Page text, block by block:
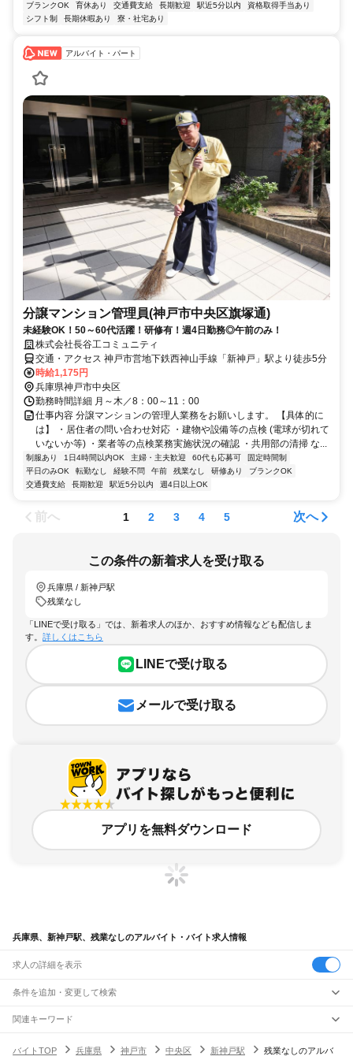
ブランクOK
育休あり 交通費支給 長期歓迎 駅近5分以内
資格取得手当あり
シフト制
長期休暇あり 寮・社宅あり
アルバイト・パート
分譲マンション管理員(神戸市中央区旗塚通)
未経験OK！50～60代活躍！研修有！週4日勤務◎午前のみ！
株式会社長谷工コミュニティ
交通・アクセス 神戸市営地下鉄西神山手線「新神戸」駅より徒歩5分
時給1,175円
兵庫県神戸市中央区
勤務時間詳細 月～木／8：00～11：00
仕事内容 分譲マンションの管理人業務をお願いします。 【具体的に
は】 ・居住者の問い合わせ対応 ・建物や設備等の点検 (電球が切れて
いないか等) ・業者等の点検業務実施状況の確認 ・共用部の清掃 な...
制服あり 1日4時間以内OK 主婦・主夫歓迎 60代も応募可
固定時間制
平日のみOK
転勤なし 経験不問 午前 残業なし 研修あり
ブランクOK
交通費支給
長期歓迎 駅近5分以内 週4日以上OK
前へ 1 2 3 4 5 次へ
この条件の新着求人を受け取る
兵庫県 / 新神戸駅
残業なし
「LINEで受け取る」では、新着求人のほか、おすすめ情報なども配信しま
す。 詳しくはこちら
LINEで受け取る
メールで受け取る
アプリを無料ダウンロード
兵庫県、新神戸駅、残業なしのアルバイト・バイト求人情報
求人の詳細を表示
条件を追加・変更して検索
市区町村を追加・変更
兵庫県すべて
駅を追加・変更
関連キーワード
バイトTOP
兵庫県 神戸市 中央区 新神戸駅 残業なしのアルバ